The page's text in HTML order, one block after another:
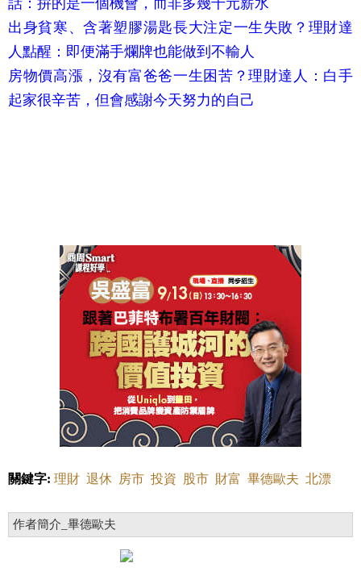
話：拚的是一個機會，而非多幾千元薪水
出身貧寒、含著塑膠湯匙長大注定一生失敗？理財達
人點醒：即便滿手爛牌也能做到不輸人
房物價高漲，沒有富爸爸一生困苦？理財達人：白手
起家很辛苦，但會感謝今天努力的自己
關鍵字: 理財 退休 房市 投資 股市 財富 畢德歐夫 北漂
作者簡介_畢德歐夫